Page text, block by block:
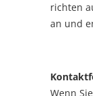
richten
an und
Wenn